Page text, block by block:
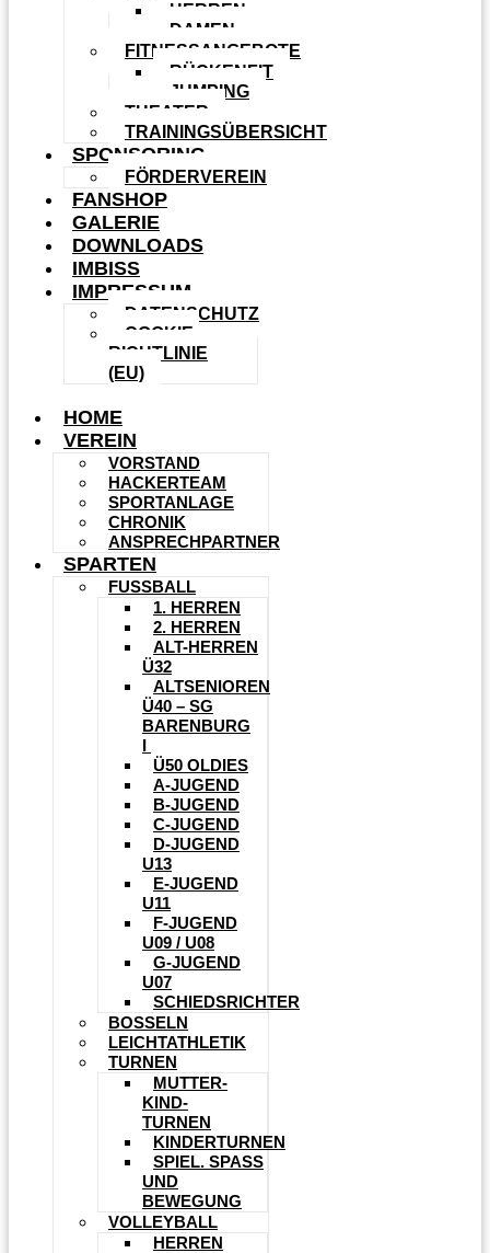
HERREN
DAMEN
FITNESSANGEBOTE
RÜCKENFIT
JUMPING
THEATER
TRAININGSÜBERSICHT
SPONSORING
FÖRDERVEREIN
FANSHOP
GALERIE
DOWNLOADS
IMBISS
IMPRESSUM
DATENSCHUTZ
COOKIE-
RICHTLINIE
(EU)
HOME
VEREIN
VORSTAND
HACKERTEAM
SPORTANLAGE
CHRONIK
ANSPRECHPARTNER
SPARTEN
FUSSBALL
1. HERREN
2. HERREN
ALT-HERREN
Ü32
ALTSENIOREN
Ü40 – SG
BARENBURG
I
Ü50 OLDIES
A-JUGEND
B-JUGEND
C-JUGEND
D-JUGEND
U13
E-JUGEND
U11
F-JUGEND
U09 / U08
G-JUGEND
U07
SCHIEDSRICHTER
BOSSELN
LEICHTATHLETIK
TURNEN
MUTTER-
KIND-
TURNEN
KINDERTURNEN
SPIEL. SPASS U
ND B
EWEGUNG
VOLLEYBALL
HERREN